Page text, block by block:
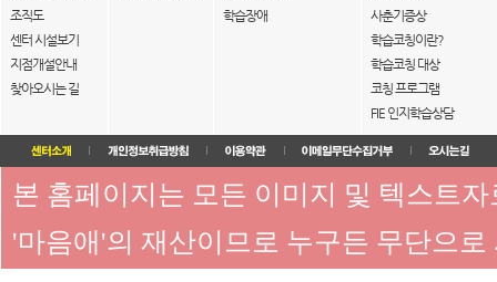
조직도
센터 시설보기
지점개설안내
찾아오시는 길
학습장애
사춘기증상
학습코칭이란?
학습코칭 대상
코칭 프로그램
FIE 인지학습상담
본 홈페이지는 모든 이미지 및 텍스트
'마음애'의 재산이므로 누구든 무단으